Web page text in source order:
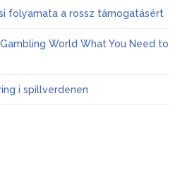
folyamata a rossz támogatásért
World What You Need to
i spillverdenen